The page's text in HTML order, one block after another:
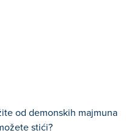
od demonskih majmuna
stići?